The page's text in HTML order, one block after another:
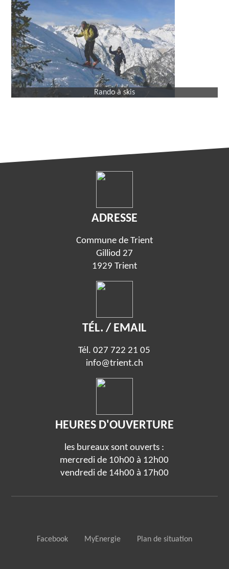
Rando à skis
ADRESSE
Commune de Trient
Gilliod 27
1929 Trient
TÉL. / EMAIL
Tél.027 722 21 05
info@trient.ch
HEURES D'OUVERTURE
les bureaux sont ouverts :
mercredi de 10h00 à 12h00
vendredi de 14h00 à 17h00
Facebook MyEnergie Plan de situation